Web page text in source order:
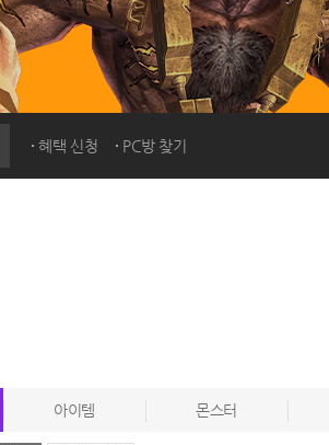
혜택 신청 PC방 찾기
PC방으로간다
통합보급센터
아이템 몬스터